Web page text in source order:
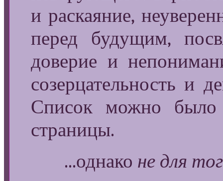
и раскаяние,
перед будущим,
доверие и
созерцательность и
Список можно
страницы.
...однако не для